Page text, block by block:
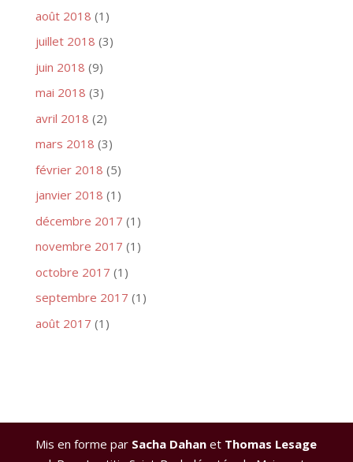
août 2018 (1)
juillet 2018 (3)
juin 2018 (9)
mai 2018 (3)
avril 2018 (2)
mars 2018 (3)
février 2018 (5)
janvier 2018 (1)
décembre 2017 (1)
novembre 2017 (1)
octobre 2017 (1)
septembre 2017 (1)
août 2017 (1)
Mis en forme par Sacha Dahan et Thomas Lesage